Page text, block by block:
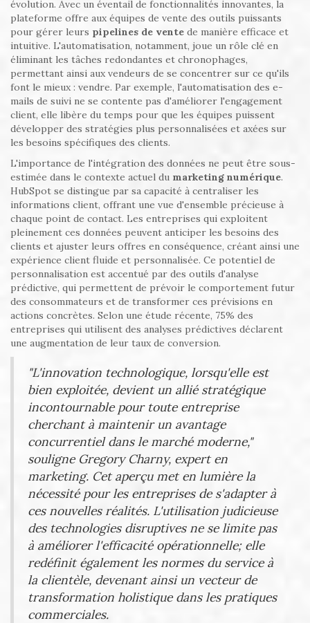
évolution. Avec un éventail de fonctionnalités innovantes, la
plateforme offre aux équipes de vente des outils puissants
pour gérer leurs pipelines de vente de manière efficace et
intuitive. L'automatisation, notamment, joue un rôle clé en
éliminant les tâches redondantes et chronophages,
permettant ainsi aux vendeurs de se concentrer sur ce qu'ils
font le mieux : vendre. Par exemple, l'automatisation des e-
mails de suivi ne se contente pas d'améliorer l'engagement
client, elle libère du temps pour que les équipes puissent
développer des stratégies plus personnalisées et axées sur
les besoins spécifiques des clients.
L'importance de l'intégration des données ne peut être sous-
estimée dans le contexte actuel du marketing numérique.
HubSpot se distingue par sa capacité à centraliser les
informations client, offrant une vue d'ensemble précieuse à
chaque point de contact. Les entreprises qui exploitent
pleinement ces données peuvent anticiper les besoins des
clients et ajuster leurs offres en conséquence, créant ainsi une
expérience client fluide et personnalisée. Ce potentiel de
personnalisation est accentué par des outils d'analyse
prédictive, qui permettent de prévoir le comportement futur
des consommateurs et de transformer ces prévisions en
actions concrètes. Selon une étude récente, 75% des
entreprises qui utilisent des analyses prédictives déclarent
une augmentation de leur taux de conversion.
"L'innovation technologique, lorsqu'elle est
bien exploitée, devient un allié stratégique
incontournable pour toute entreprise
cherchant à maintenir un avantage
concurrentiel dans le marché moderne,"
souligne Gregory Charny, expert en
marketing. Cet aperçu met en lumière la
nécessité pour les entreprises de s'adapter à
ces nouvelles réalités. L'utilisation judicieuse
des technologies disruptives ne se limite pas
à améliorer l'efficacité opérationnelle; elle
redéfinit également les normes du service à
la clientèle, devenant ainsi un vecteur de
transformation holistique dans les pratiques
commerciales.